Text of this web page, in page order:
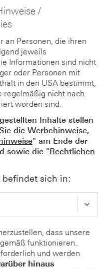
/
an Personen, die ihren
jeweils
Informationen sind nicht
oder Personen mit
in den USA bestimmt,
regelmäßig nicht nach
worden sind.
Inhalte stellen
die Werbehinweise,
" am Ende der
sowie die "Rechtlichen
sich in:
dass unsere
funktionieren.
und werden
hinaus